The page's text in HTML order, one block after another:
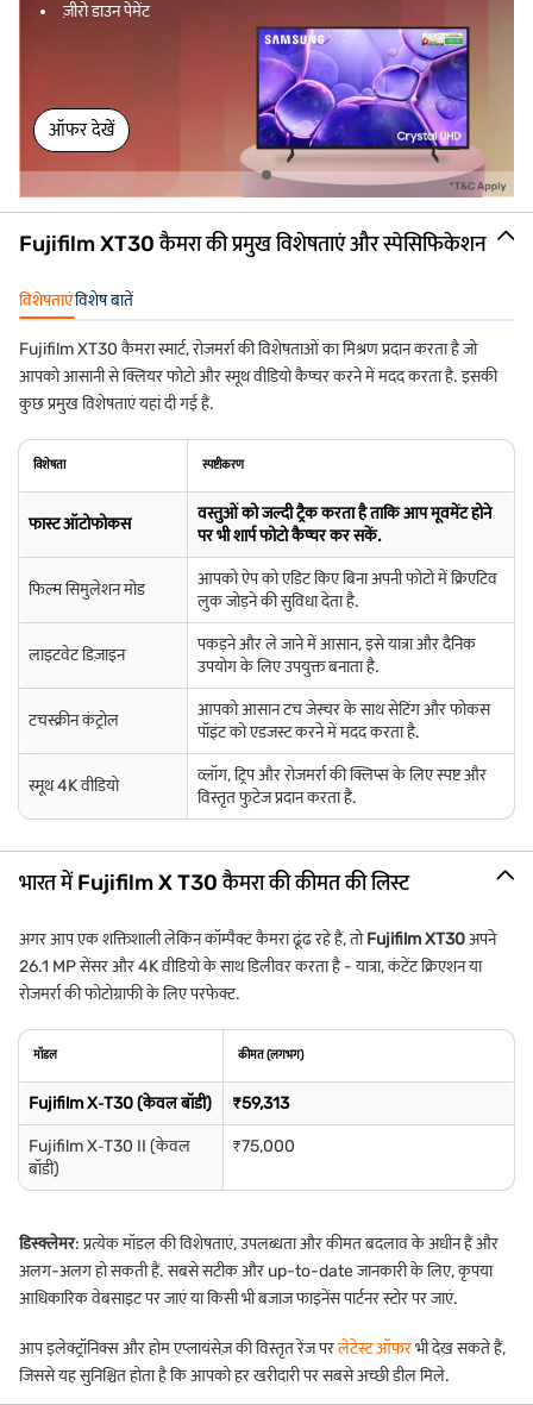
ज़ीरो डाउन पेमेंट
ऑफर देखें
Fujifilm XT30 कैमरा की प्रमुख विशेषताएं और स्पेसिफिकेशन
विशेषताएंविशेष बातें
Fujifilm XT30 कैमरा स्मार्ट, रोजमर्रा की विशेषताओं का मिश्रण प्रदान करता है जो
आपको आसानी से क्लियर फोटो और स्मूथ वीडियो कैप्चर करने में मदद करता है. इसकी
कुछ प्रमुख विशेषताएं यहां दी गई हैं.
विशेषता स्पष्टीकरण
फास्ट ऑटोफोकस
वस्तुओं को जल्दी ट्रैक करता है ताकि आप मूवमेंट होने
पर भी शार्प फोटो कैप्चर कर सकें.
फिल्म सिमुलेशन मोड
आपको ऐप को एडिट किए बिना अपनी फोटो में क्रिएटिव
लुक जोड़ने की सुविधा देता है.
लाइटवेट डिज़ाइन
पकड़ने और ले जाने में आसान, इसे यात्रा और दैनिक
उपयोग के लिए उपयुक्त बनाता है.
टचस्क्रीन कंट्रोल
आपको आसान टच जेस्चर के साथ सेटिंग और फोकस
पॉइंट को एडजस्ट करने में मदद करता है.
स्मूथ 4K वीडियो
व्लॉग, ट्रिप और रोजमर्रा की क्लिप्स के लिए स्पष्ट और
विस्तृत फुटेज प्रदान करता है.
भारत में Fujifilm X T30 कैमरा की कीमत की लिस्ट
अगर आप एक शक्तिशाली लेकिन कॉम्पैक्ट कैमरा ढूंढ रहे हैं, तोFujifilm XT30अपने
26.1 MP सेंसर और 4K वीडियो के साथ डिलीवर करता है - यात्रा, कंटेंट क्रिएशन या
रोजमर्रा की फोटोग्राफी के लिए परफेक्ट.
मॉडल कीमत (लगभग)
Fujifilm X‐T30 (केवल बॉडी) ₹59,313
Fujifilm X‐T30 II (केवल
बॉडी)
₹75,000
डिस्क्लेमर: प्रत्येक मॉडल की विशेषताएं, उपलब्धता और कीमत बदलाव के अधीन हैं और
अलग-अलग हो सकती हैं. सबसे सटीक और up-to-date जानकारी के लिए, कृपया
आधिकारिक वेबसाइट पर जाएं या किसी भी बजाज फाइनेंस पार्टनर स्टोर पर जाएं.
आप इलेक्ट्रॉनिक्स और होम एप्लायंसेज़ की विस्तृत रेंज परलेटेस्ट ऑफरभी देख सकते हैं,
जिससे यह सुनिश्चित होता है कि आपको हर खरीदारी पर सबसे अच्छी डील मिले.